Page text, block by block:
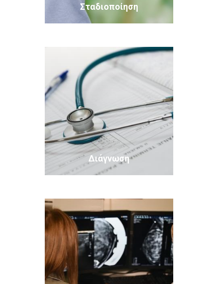
Σταδιοποίηση
Διάγνωση